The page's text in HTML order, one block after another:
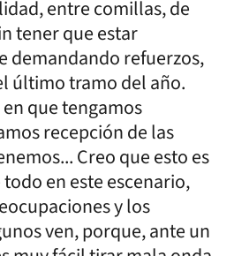
entre comillas, de
tener que estar
demandando refuerzos,
último tramo del año.
que tengamos
recepción de las
Creo que esto es
en este escenario,
y los
ven, porque, ante un